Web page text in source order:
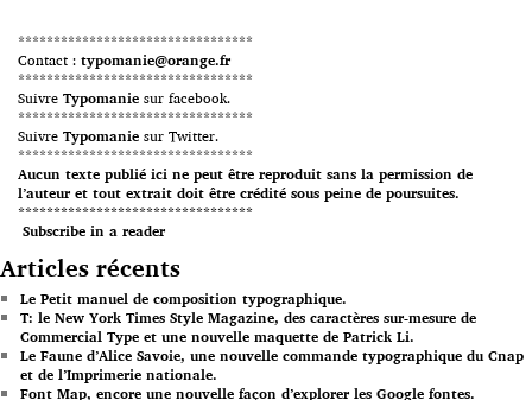
*********************************
Contact : typomanie@orange.fr
*********************************
Suivre Typomanie sur facebook.
*********************************
Suivre Typomanie sur Twitter.
*********************************
Aucun texte publié ici ne peut être reproduit sans la permission de
l’auteur et tout extrait doit être crédité sous peine de poursuites.
*********************************
Subscribe in a reader
Articles récents
Le Petit manuel de composition typographique.
T: le New York Times Style Magazine, des caractères sur-mesure de
Commercial Type et une nouvelle maquette de Patrick Li.
Le Faune d’Alice Savoie, une nouvelle commande typographique du Cnap
et de l’Imprimerie nationale.
Font Map, encore une nouvelle façon d’explorer les Google fontes.